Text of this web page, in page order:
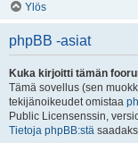
Ylös
phpBB -asiat
Kuka kirjoitti tämän
Tämä sovellus (sen
tekijänoikeudet omistaa
Public Licensenssin,
Tietoja phpBB:stä